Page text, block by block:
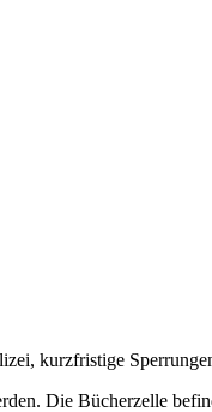
kurzfristige
Die Bücherzelle